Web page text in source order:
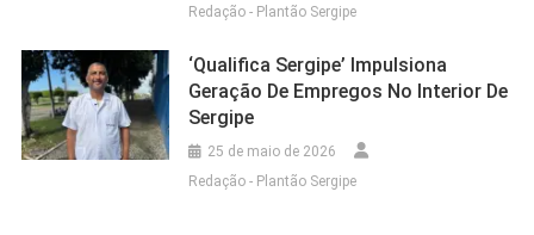
Redação - Plantão Sergipe
‘Qualifica Sergipe’ Impulsiona
Geração De Empregos No Interior De
Sergipe
25 de maio de 2026
Redação - Plantão Sergipe